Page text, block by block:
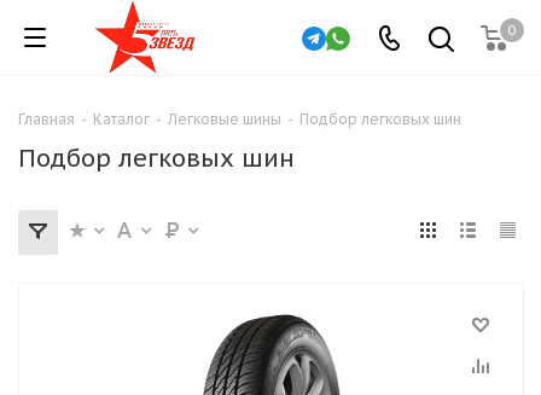
0
Главная - Каталог - Легковые шины - Подбор легковых шин
Подбор легковых шин